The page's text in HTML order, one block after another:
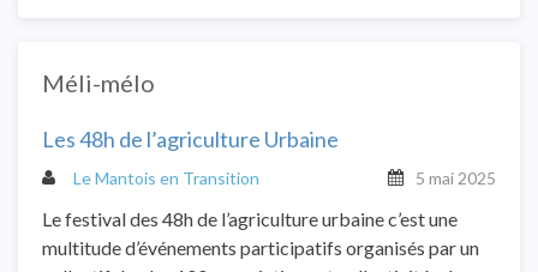
Méli-mélo
Les 48h de l’agriculture Urbaine
Le Mantois en Transition 5 mai 2025
Le festival des 48h de l’agriculture urbaine c’est une
multitude d’événements participatifs organisés par un